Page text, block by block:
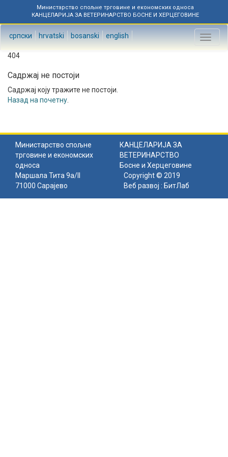
Министарство спољне трговине и економских односа
КАНЦЕЛАРИЈА ЗА ВЕТЕРИНАРСТВО БОСНЕ И ХЕРЦЕГОВИНЕ
српски hrvatski bosanski english
Toggle
404
Садржај не постоји
Садржај коју тражите не постоји.
Назад на почетну
Министарство спољне
трговине и економских
односа
КАНЦЕЛАРИЈА ЗА
ВЕТЕРИНАРСТВО
Босне и Херцеговине
Маршала Тита 9а/II
71000 Сарајево
Copyright © 2019
Веб развој : БитЛаб